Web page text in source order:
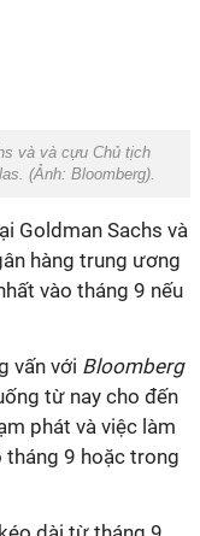
và và cựu Chủ tịch
(Ảnh: Bloomberg).
Goldman Sachs và
hàng trung ương
vào tháng 9 nếu
vấn với Bloomberg
từ nay cho đến
phát và việc làm
tháng 9 hoặc trong